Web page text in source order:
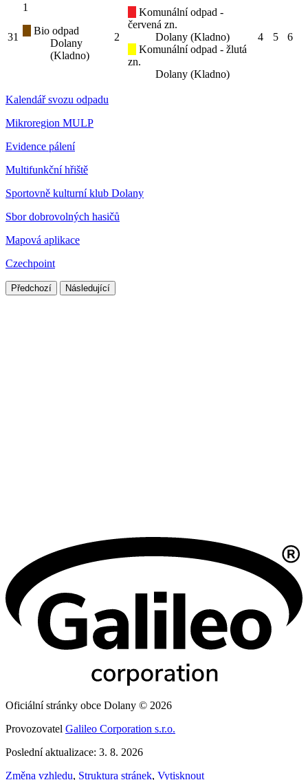
31
1
Bio odpad
Dolany
(Kladno)
2
Komunální odpad -
červená zn.
Dolany (Kladno)
Komunální odpad - žlutá
zn.
Dolany (Kladno)
4 5 6
Kalendář svozu odpadu
Mikroregion MULP
Evidence pálení
Multifunkční hřiště
Sportovně kulturní klub Dolany
Sbor dobrovolných hasičů
Mapová aplikace
Czechpoint
Předchozí Následující
Oficiální stránky obce Dolany © 2026
Provozovatel Galileo Corporation s.r.o.
Poslední aktualizace: 3. 8. 2026
Změna vzhledu, Struktura stránek, Vytisknout